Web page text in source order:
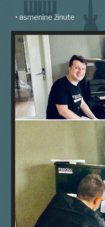
• asmenine žinute